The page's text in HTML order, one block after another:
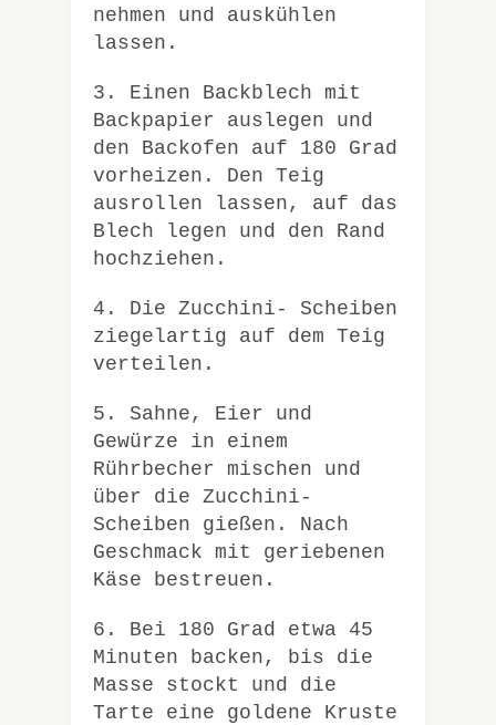
nehmen und auskühlen
lassen.
3. Einen Backblech mit
Backpapier auslegen und
den Backofen auf 180 Grad
vorheizen. Den Teig
ausrollen lassen, auf das
Blech legen und den Rand
hochziehen.
4. Die Zucchini- Scheiben
ziegelartig auf dem Teig
verteilen.
5. Sahne, Eier und
Gewürze in einem
Rührbecher mischen und
über die Zucchini-
Scheiben gießen. Nach
Geschmack mit geriebenen
Käse bestreuen.
6. Bei 180 Grad etwa 45
Minuten backen, bis die
Masse stockt und die
Tarte eine goldene Kruste